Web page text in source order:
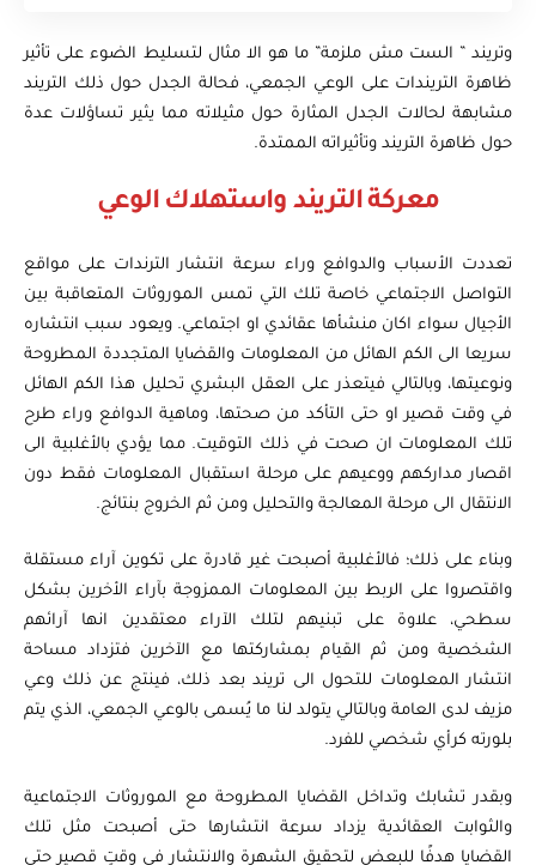
وتريند ” الست مش ملزمة” ما هو الا مثال لتسليط الضوء على تأثير
ظاهرة التريندات على الوعي الجمعي، فحالة الجدل حول ذلك التريند
مشابهة لحالات الجدل المثارة حول مثيلاته مما يثير تساؤلات عدة
حول ظاهرة التريند وتأثيراته الممتدة.
معركة التريند واستهلاك الوعي
تعددت الأسباب والدوافع وراء سرعة انتشار الترندات على مواقع
التواصل الاجتماعي خاصة تلك التي تمس الموروثات المتعاقبة بين
الأجيال سواء اكان منشأها عقائدي او اجتماعي. ويعود سبب انتشاره
سريعا الى الكم الهائل من المعلومات والقضايا المتجددة المطروحة
ونوعيتها، وبالتالي فيتعذر على العقل البشري تحليل هذا الكم الهائل
في وقت قصير او حتى التأكد من صحتها، وماهية الدوافع وراء طرح
تلك المعلومات ان صحت في ذلك التوقيت. مما يؤدي بالأغلبية الى
اقصار مداركهم ووعيهم على مرحلة استقبال المعلومات فقط دون
الانتقال الى مرحلة المعالجة والتحليل ومن ثم الخروج بنتائج.
وبناء على ذلك؛ فالأغلبية أصبحت غير قادرة على تكوين آراء مستقلة
واقتصروا على الربط بين المعلومات الممزوجة بآراء الأخرين بشكل
سطحي، علاوة على تبنيهم لتلك الآراء معتقدين انها آرائهم
الشخصية ومن ثم القيام بمشاركتها مع الآخرين فتزداد مساحة
انتشار المعلومات للتحول الى تريند بعد ذلك، فينتج عن ذلك وعي
مزيف لدى العامة وبالتالي يتولد لنا ما يُسمى بالوعي الجمعي، الذي يتم
بلورته كرأي شخصي للفرد.
وبقدر تشابك وتداخل القضايا المطروحة مع الموروثات الاجتماعية
والثوابت العقائدية يزداد سرعة انتشارها حتى أصبحت مثل تلك
القضايا هدفًا للبعض لتحقيق الشهرة والانتشار في وقتٍ قصير حتى